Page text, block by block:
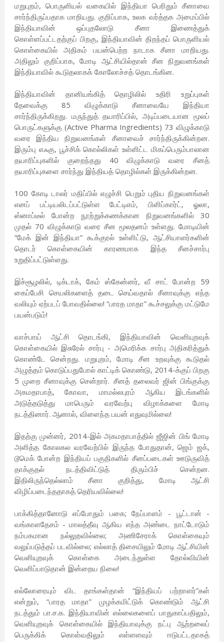
மறுபுறம், பொருளியல் வகையில் இந்தியா பெரிதும் சீனாவை
சார்ந்திருப்பதாக மாறியது. குறிப்பாக, உலக வர்த்தக அமைப்பில்
இந்தியாவின் ஒப்புதலோடு சீனா இணைத்துக்
கொள்ளப்பட்டதற்குப் பிறகு, இந்தியாவின் திறந்தப் பொருளியல்
கொள்கையில் அதிகம் பயன்பெற்ற நாடாக சீனா மாறியது.
அதிலும் குறிப்பாக, மோடி ஆட்சியில்தான் சீன நிறுவனங்கள்
இந்தியாவில் கூடுதலாகக் கோலோச்சத் தொடங்கின.
இந்தியாவின் தானியங்கித் தொழிலில் உதிரி உறுப்புகள்
தேவைக்கு 85 விழுக்காடு சீனாவையே இந்தியா
சார்ந்திருக்கிறது. மருந்துத் தயாரிப்பில், அடிப்படையான மூலப்
பொருட்களுக்கு (Active Pharma Ingredients) 73 விழுக்காடு
வரை இந்திய நிறுவனங்கள் சீனாவைச் சார்ந்திருக்கின்றன.
இரும்பு எஃகு, பூச்சிக் கொல்லிகள் உள்ளிட்ட மிகப்பெரும்பாலான
தயாரிப்புகளில் குறைந்தது 40 விழுக்காடு வரை சீனத்
தயாரிப்புகளை சார்ந்து இந்தியத் தொழில்கள் இருக்கின்றன.
100 கோடி டாலர் மதிப்பில் எழுச்சி பெறும் புதிய நிறுவனங்கள்
எனப் பட்டியலிடப்பட்டுள்ள பேட்டிஎம், பிளிப்கார்ட், ஓலா,
ஸ்னாப்டீல் போன்ற நூற்றுக்கணக்கான நிறுவனங்களில் 30
முதல் 70 விழுக்காடு வரை சீன மூலதனம் உள்ளது. மோடியின்
“மேக் இன் இந்தியா” கூக்குரல் உள்ளிட்டு, ஆட்சியாளர்களின்
தொடர் கொள்கையின் காரணமாக இந்த சீனச்சார்பு
உறுதிப்பட்டுள்ளது.
இச்சூழலில், டிக்டாக், கேம் ஸ்கேன்னர், வீ சாட் போன்ற 59
கைப்பேசி செயலிகளைத் தடை செய்வதால் சீனாவுக்கு எந்த
வலியும் ஏற்படப் போவதில்லை! “பாரத மாதா” கூச்சலுக்கு மட்டுமே
பயன்படும்!
வாச்பாய் ஆட்சி தொடங்கி, இந்தியாவின் வெளியுறவுக்
கொள்கையில் இசுரேல் சார்பு - அமெரிக்க சார்பு அதிகரித்துக்
கொண்டே சென்றது. மறுபுறம், மோடி சீன உறவுக்கு கூடுதல்
அழுத்தம் கொடுப்பதுபோல் காட்டிக் கொண்டு, 2014-க்குப் பிறகு
5 முறை சீனாவுக்கு சென்றார். சீனத் தலைவர் ஜின் பிங்குக்கு
அகமதாபாத், கோவா, மாமல்லபுரம் ஆகிய இடங்களில்
அடுத்தடுத்து மாபெரும் வரவேற்பு விழாக்களை மோடி
நடத்தினார். ஆனால், விளைந்த பயன் எதுவுமில்லை!
இதற்கு முன்னர், 2014-இல் அகமதாபாத்தில் ஜீஜின் பிங் மோடி
அளித்த கோலகல வரவேற்பில் இருந்த போதுதான், ஜெம் ஜக்,
டூமெக் போன்ற இந்தியப் பகுதிகளில் சீனப்படைகள் ஊடுருவித்
தாக்குதல் நடத்திவிட்டுத் திரும்பிச் சென்றன.
இதிலிருந்தெல்லாம் சீனா குறித்து, மோடி ஆட்சி
விழிப்படைந்ததாகத் தெரியவில்லை!
பாக்கித்தானோடு எப்போதும் பகை; நேப்பாளம் - பூட்டான் -
வங்காளதேசம் - மாலத்தீவு ஆகிய எந்த அண்டை நாட்டோடும்
நம்பகமான நல்லுறவில்லை; அணிசேராக் கொள்கையும்
வலுப்படுத்தப் படவில்லை; எல்லாத் திசையிலும் மோடி ஆட்சியின்
வெளியுறவுக் கொள்கை அடைந்துள்ள தோல்வியின்
வெளிப்பாடுதான் இன்றைய நிலை!
எல்லோரையும் விட தாங்கள்தான் “இந்தியப் பற்றாளர்”கள்
என்றும், “பாரத மாதா” முழக்கமிட்டுக் கொண்டும் ஆட்சி
நடத்தும் பா.ச.க. இந்தியாவின் எல்லைகளைப் பாதுகாப்பதிலும்,
வெளியுறவுக் கொள்கையில் இந்தியாவுக்கு நட்பு ஆற்றலைப்
பெருக்கிக் கொள்வதிலும் எள்ளளவும் ஈடுபட்டதாகத்